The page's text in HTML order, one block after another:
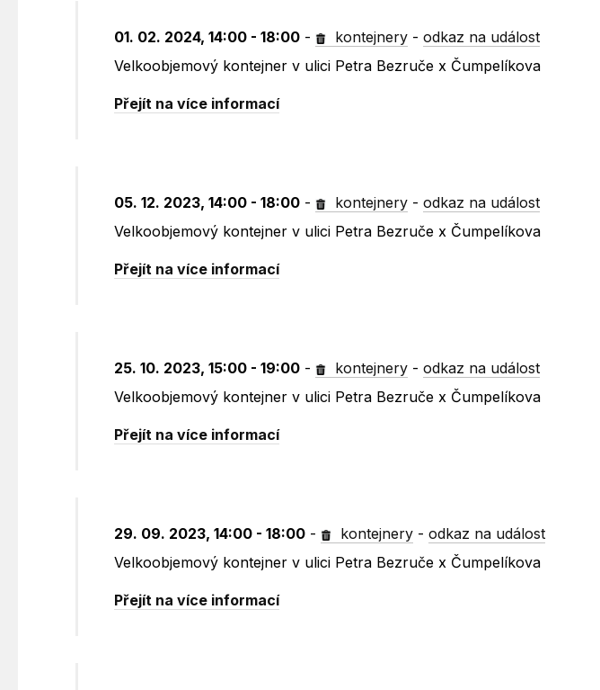
01. 02. 2024, 14:00 - 18:00 - kontejnery -odkaz na událost
Velkoobjemový kontejner v ulici Petra Bezruče x Čumpelíkova
Přejít na více informací
05. 12. 2023, 14:00 - 18:00 - kontejnery -odkaz na událost
Velkoobjemový kontejner v ulici Petra Bezruče x Čumpelíkova
Přejít na více informací
25. 10. 2023, 15:00 - 19:00 - kontejnery -odkaz na událost
Velkoobjemový kontejner v ulici Petra Bezruče x Čumpelíkova
Přejít na více informací
29. 09. 2023, 14:00 - 18:00 - kontejnery -odkaz na událost
Velkoobjemový kontejner v ulici Petra Bezruče x Čumpelíkova
Přejít na více informací